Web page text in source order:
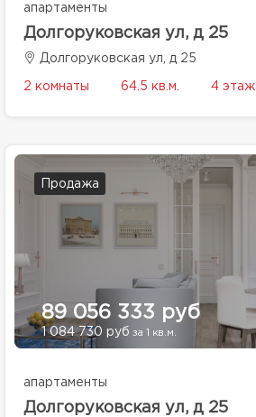
апартаменты
Долгоруковская ул, д 25
Долгоруковская ул, д 25
2 комнаты 64.5 кв.м. 4 этаж
Продажа
89 056 333 руб
1 084 730 руб за 1 кв.м.
апартаменты
Долгоруковская ул, д 25